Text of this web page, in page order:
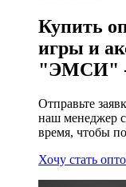
Купить
игры и
"ЭМСИ" -
Отправьте
наш менеджер
время, чтобы
Хочу стать